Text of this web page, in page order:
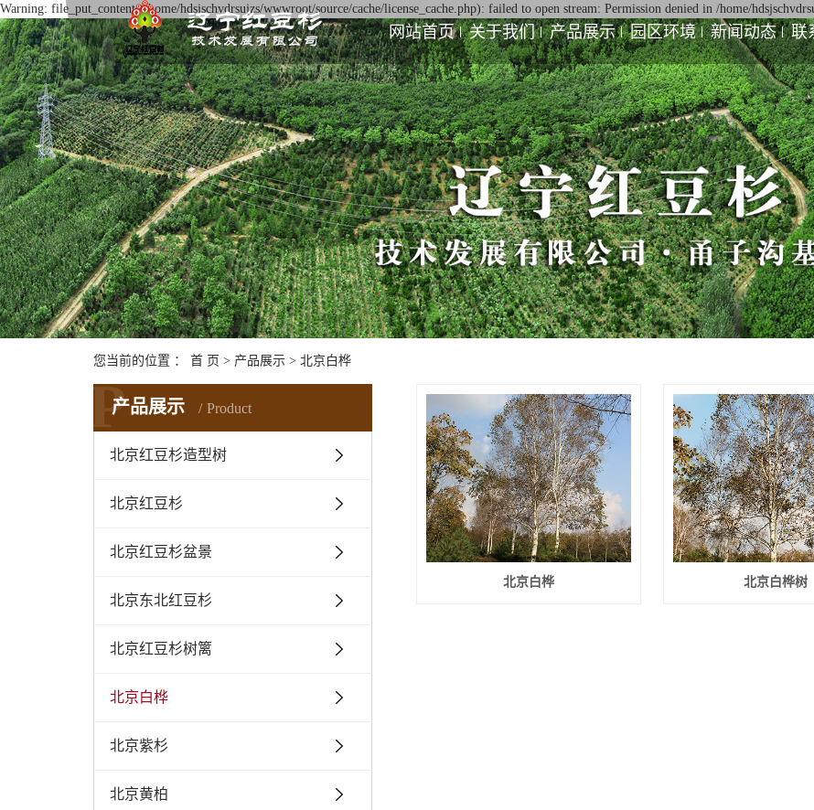
Warning: file_put_contents(/home/hdsjschvdrsujzs/wwwroot/source/cache/license_cache.php): failed to open stream: Permission denied in /home/
网站首页 关于我们 产品展示 园区环境 新闻动态 联
您当前的位置 ： 首 页 > 产品展示 > 北京白桦
产品展示 Product
P
北京红豆杉造型树
北京红豆杉
北京红豆杉盆景
北京东北红豆杉
北京红豆杉树篱
北京白桦
北京紫杉
北京黄柏
北京白桦 北京白桦树